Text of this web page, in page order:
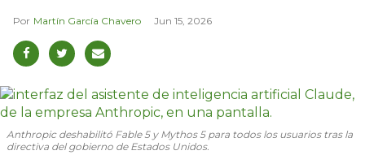
Martín García Chavero Jun 15, 2026
Anthropic deshabilitó Fable 5 y Mythos 5 para todos los usuarios tras la
directiva del gobierno de Estados Unidos.